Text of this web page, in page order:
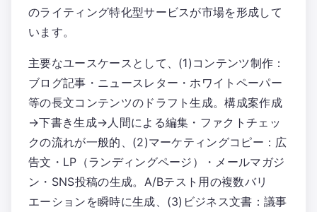
のライティング特化型サービスが市場を形成して
います。
主要なユースケースとして、(1)コンテンツ制作：
ブログ記事・ニュースレター・ホワイトペーパー
等の長文コンテンツのドラフト生成。構成案作成
→下書き生成→人間による編集・ファクトチェッ
クの流れが一般的、(2)マーケティングコピー：広
告文・LP（ランディングページ）・メールマガジ
ン・SNS投稿の生成。A/Bテスト用の複数バリ
エーションを瞬時に生成、(3)ビジネス文書：議事